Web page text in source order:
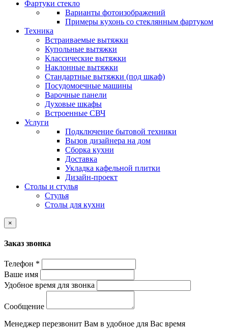
Фартуки стекло
Варианты фотоизображений
Примеры кухонь со стеклянным фартуком
Техника
Встраиваемые вытяжки
Купольные вытяжки
Классические вытяжки
Наклонные вытяжки
Стандартные вытяжки (под шкаф)
Посудомоечные машины
Варочные панели
Духовые шкафы
Встроенные СВЧ
Услуги
Подключение бытовой техники
Вызов дизайнера на дом
Сборка кухни
Доставка
Укладка кафельной плитки
Дизайн-проект
Столы и стулья
Стулья
Столы для кухни
×
Заказ звонка
Телефон *
Ваше имя
Удобное время для звонка
Сообщение
Менеджер перезвонит Вам в удобное для Вас время